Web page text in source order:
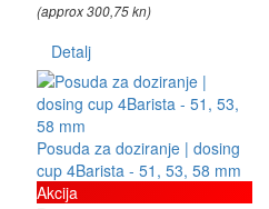
(approx 300,75 kn)
Detalj
Posuda za doziranje | dosing
cup 4Barista - 51, 53, 58 mm
Akcija